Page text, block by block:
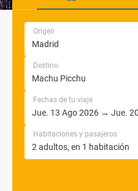
Origen
Destino
Fechas de tu viaje
Habitaciones y pasajeros